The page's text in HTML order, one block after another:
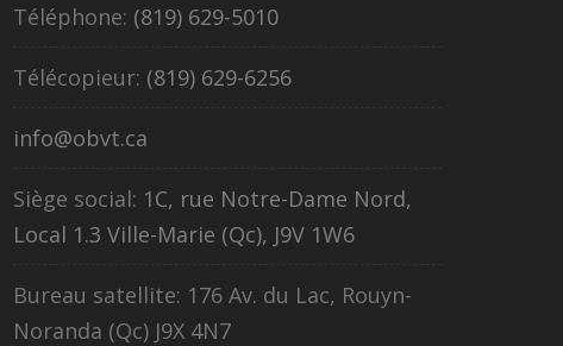
Téléphone: (819) 629-5010
Télécopieur: (819) 629-6256
info@obvt.ca
Siège social: 1C, rue Notre-Dame Nord,
Local 1.3 Ville-Marie (Qc), J9V 1W6
Bureau satellite: 176 Av. du Lac, Rouyn-
Noranda (Qc) J9X 4N7